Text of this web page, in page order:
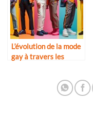
L’évolution de la mode
gay à travers les